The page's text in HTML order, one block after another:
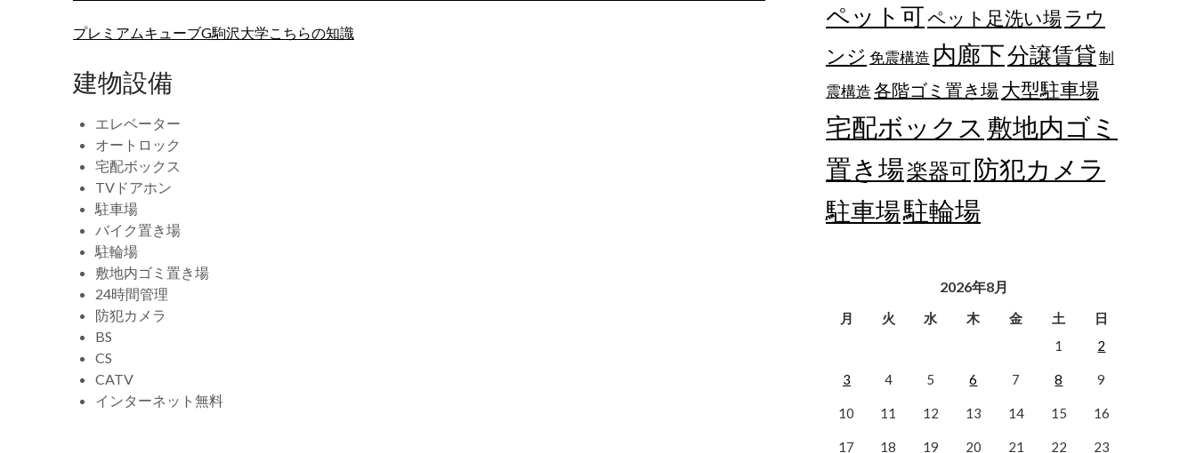
プレミアムキューブG駒沢大学こちらの知識
建物設備
エレベーター
オートロック
宅配ボックス
TVドアホン
駐車場
バイク置き場
駐輪場
敷地内ゴミ置き場
24時間管理
防犯カメラ
BS
CS
CATV
インターネット無料
ペット可ペット足洗い場 ラウ
ンジ 免震構造 内廊下分譲賃貸制
震構造各階ゴミ置き場大型駐車場
宅配ボックス 敷地内ゴミ
置き場楽器可防犯カメラ
駐車場駐輪場
2026年8月
月 火 水 木 金 土
日
1
2
3 4 5 6 7 8 9
10 11 12 13 14 15 16
17 18 19 20 21 22 23